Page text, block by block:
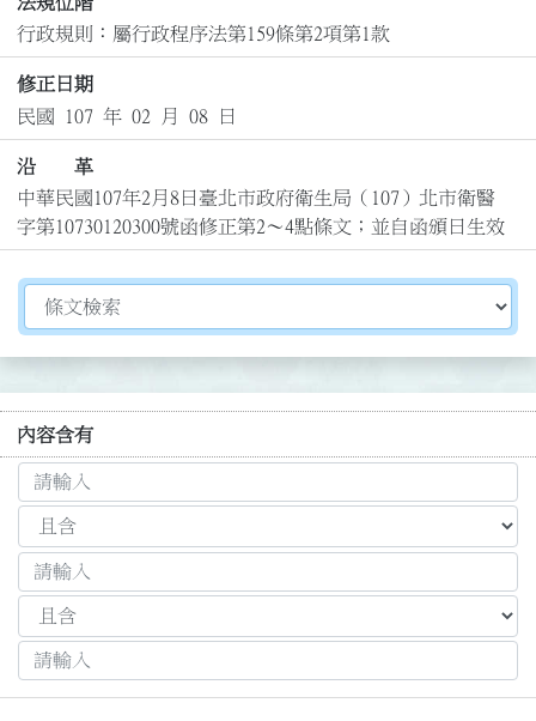
行政規則：屬行政程序法第159條第2項第1款
修正日期
民國 107 年 02 月 08 日
沿 革
中華民國107年2月8日臺北市政府衛生局（107）北市衛醫
字第10730120300號函修正第2～4點條文；並自函頒日生效
切換選擇法規資訊內容
內容含有